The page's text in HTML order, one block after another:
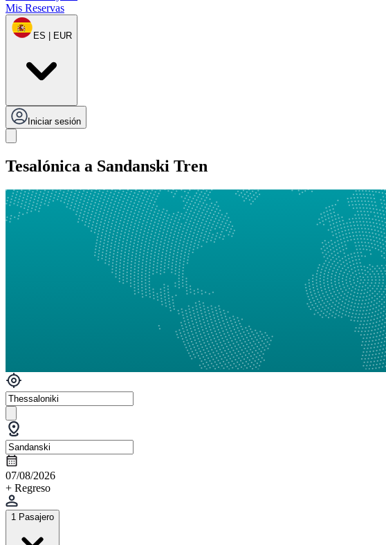
Mis Reservas
ES | EUR
Iniciar sesión
Tesalónica a Sandanski Tren
07/08/2026
+ Regreso
1 Pasajero